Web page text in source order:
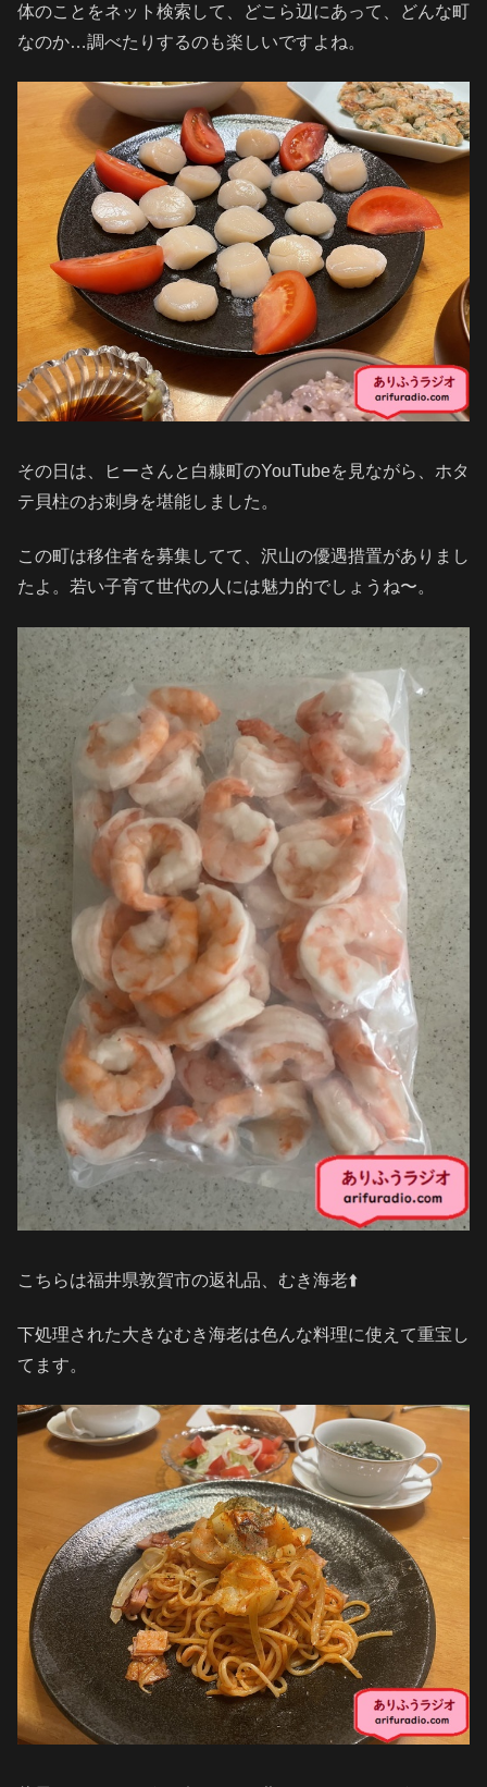
体のことをネット検索して、どこら辺にあって、どんな町
なのか…調べたりするのも楽しいですよね。
その日は、ヒーさんと白糠町のYouTubeを見ながら、ホタ
テ貝柱のお刺身を堪能しました。
この町は移住者を募集してて、沢山の優遇措置がありまし
たよ。若い子育て世代の人には魅力的でしょうね〜。
こちらは福井県敦賀市の返礼品、むき海老⬆️
下処理された大きなむき海老は色んな料理に使えて重宝し
てます。